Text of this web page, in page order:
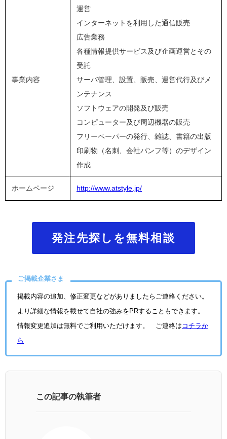
事業内容
運営
インターネットを利用した通信販売
広告業務
各種情報提供サービス及び企画運営とその
受託
サーバ管理、設置、販売、運営代行及びメ
ンテナンス
ソフトウェアの開発及び販売
コンピューター及び周辺機器の販売
フリーペーパーの発行、雑誌、書籍の出版
印刷物（名刺、会社パンフ等）のデザイン
作成
ホームページ http://www.atstyle.jp/
発注先探しを無料相談
ご掲載企業さま
掲載内容の追加、修正変更などがありましたらご連絡ください。
より詳細な情報を載せて自社の強みをPRすることもできます。
情報変更追加は無料でご利用いただけます。 ご連絡は コチラか
ら
この記事の執筆者